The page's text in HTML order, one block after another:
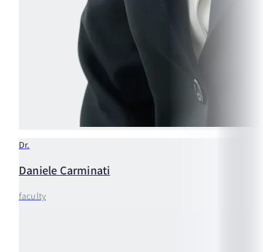
Dr.
Daniele Carminati
faculty